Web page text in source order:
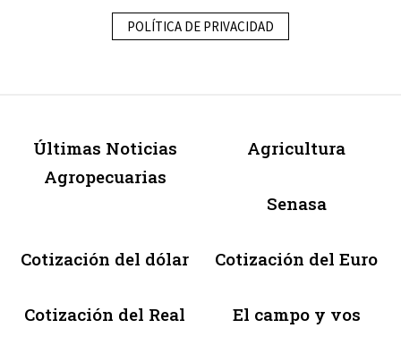
POLÍTICA DE PRIVACIDAD
Últimas Noticias
Agropecuarias
Agricultura
Senasa
Cotización del dólar Cotización del Euro
Cotización del Real El campo y vos